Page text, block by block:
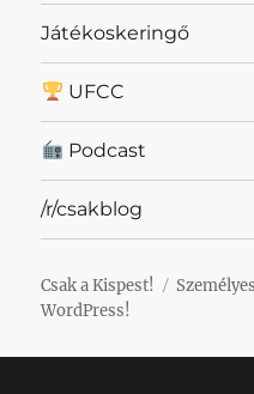
Játékoskeringő
UFCC
Podcast
/r/csakblog
Csak a Kispest!
WordPress!